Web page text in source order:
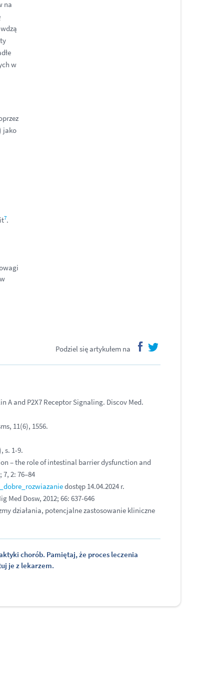
na
w
jako
7.
Podziel się artykułem na
and P2X7 Receptor Signaling. Discov Med.
11(6), 1556.
s. 1-9.
– the role of intestinal barrier dysfunction and
2: 76–84
dostęp 14.04.2024 r.
Med Dosw, 2012; 66: 637-646
działania, potencjalne zastosowanie kliniczne
chorób. Pamiętaj, że proces leczenia
je z lekarzem.